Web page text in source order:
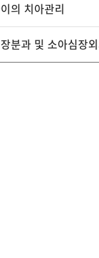
의 치아관리
분과 및 소아심장